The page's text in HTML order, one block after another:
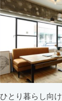
ひとり暮らし向け